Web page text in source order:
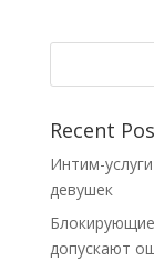
Recent
Интим-
девушек
допускают